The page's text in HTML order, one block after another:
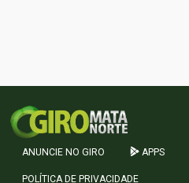
ANUNCIE NO GIRO APPS
POLÍTICA DE PRIVACIDADE